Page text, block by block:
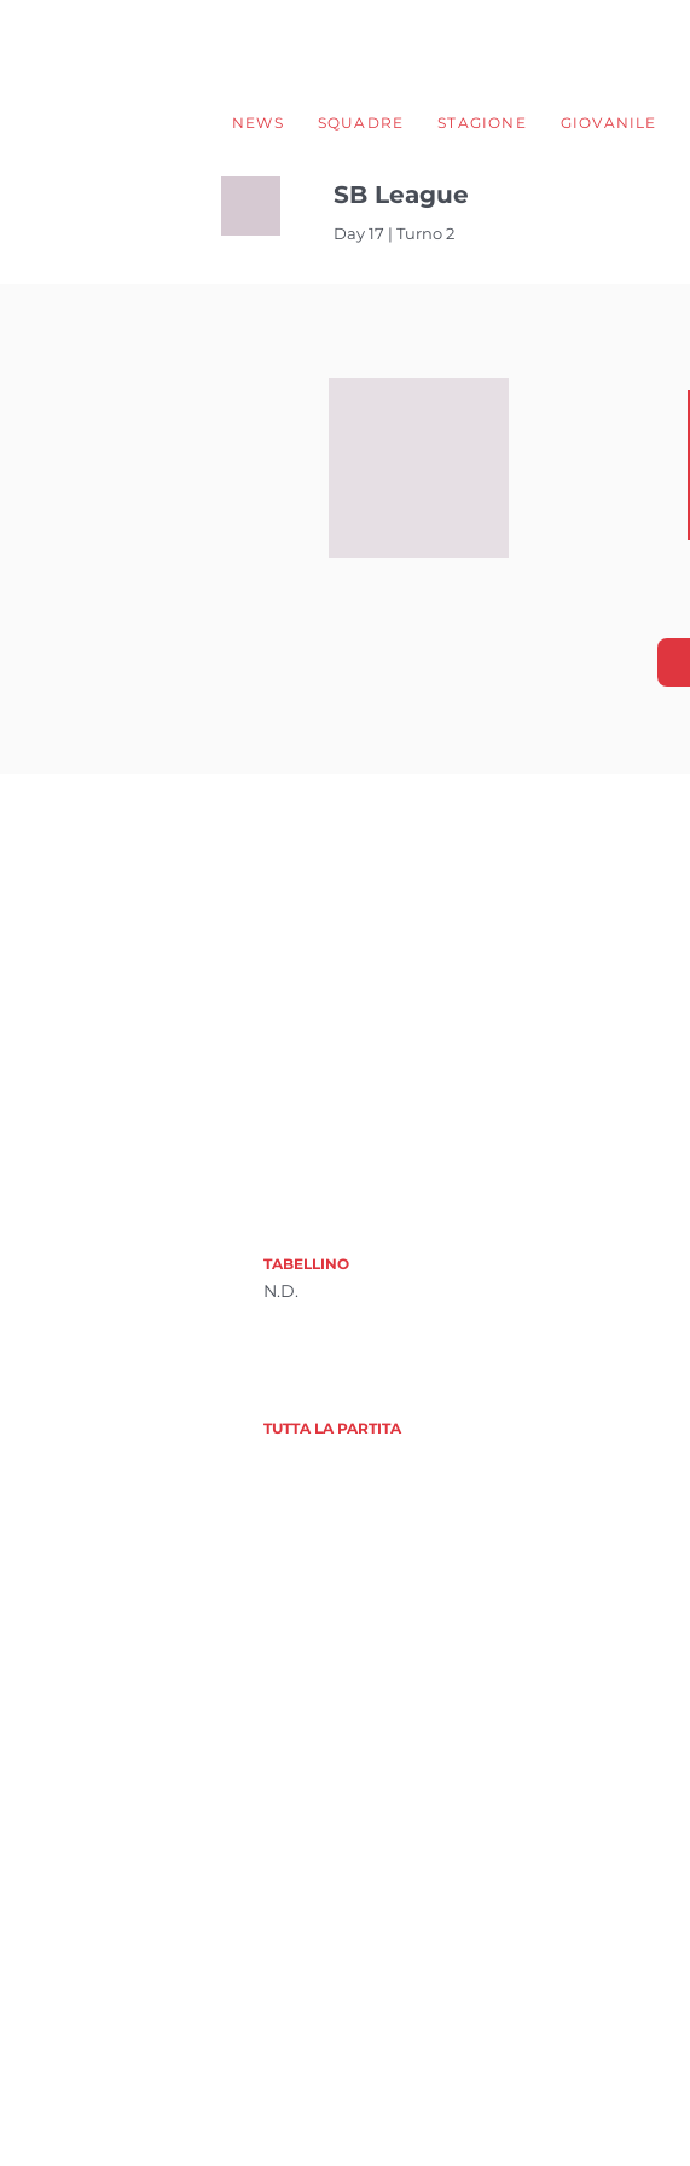
NEWS SQUADRE STAGIONE GIOVANILE
SB League
Day 17 | Turno 2
TABELLINO
N.D.
TUTTA LA PARTITA